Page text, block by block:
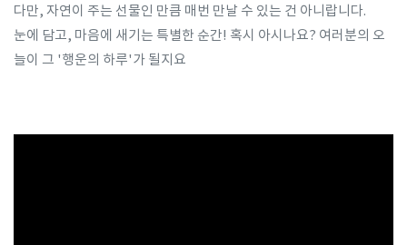
다만, 자연이 주는 선물인 만큼 매번 만날 수 있는 건 아니랍니다.
눈에 담고, 마음에 새기는 특별한 순간! 혹시 아시나요? 여러분의 오
늘이 그 '행운의 하루'가 될지요